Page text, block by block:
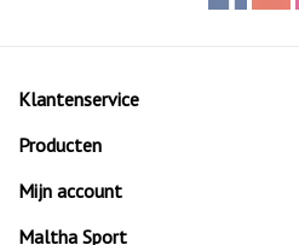
Klantenservice
Producten
Mijn account
Maltha Sport